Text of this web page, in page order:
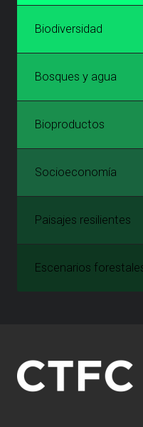
Biodiversidad
Bosques y agua
Bioproductos
Socioeconomía
Paisajes resilientes
Escenarios